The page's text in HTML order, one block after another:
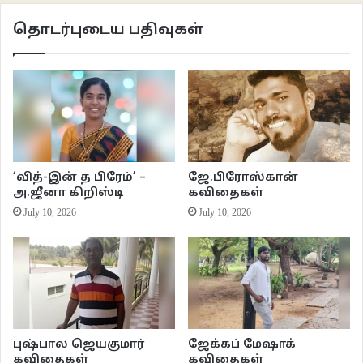
அனுமானங்களுக்கு வித்திடுகிறார். அப்பாவை விடச் சித்தப்பாவின் தீர்க்கமும்,
பிடிவாதமும், வேணுவிற்கான தியாகமும் அளப்பரியது. கஷ்டப்பாடு பட்டாவது
அவனுக்கு விருப்பமான ஓவியக்கல்லூரியில் அவனைச் சேர்த்து விடுகிறார். தன்
மனைவியின் துரோகத்திற்குப் பிராயச்சித்தம் தேட துணிச்சலான ஒரு முடிவை
எடுக்கத் துணிகிறார். வேணுவைக் காட்டிலும் சித்தப்பா தான் கதையின் நாயகன்
போல உயர்ந்து நிற்கிறார். அவரின் கருணை தேசாந்திரக்காரன் வரையிலும்
நீள்கிறது. எதார்த்தங்களோடு, மந்திரங்களையும், மாயங்களையும் பிணைத்து
ஓடும் மாயநதி மாயாதீதம். நல்லதொரு வாசிப்பனுபவம்.
மாயை மறைய வெளிப்படும் அப்பொருள்.
வேட்டை பூதம்என்னும் சிறுகதை காவல் தெய்வங்களைப் பிரதானமாய்
கொண்டது. முயல் வேட்டை, சேவல் சண்டை, ரேக்ளா ரேஸ் எல்லாவற்றிலுமே
பணயமாய் நிற்பது பெண்ணும் மண்ணுமே. பொதுவாக முயல் வேட்டைக்குச்
தொடர்புடைய பதிவுகள்
‘வித்-இன் த பிரேம்’ –
அ.ஜீனா கிறிஸ்டி
July 10, 2026
ஜே.பிரோஸ்கான்
கவிதைகள்
July 10, 2026
புஷ்பால ஜெயகுமார்
கவிதைகள்
ஜேக்கப் மேஷாக்
கவிதைகள்